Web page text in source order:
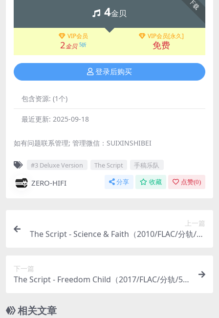
下载
4金贝
VIP会员
2金贝 5折
VIP会员[永久]
免费
登录后购买
包含资源: (1个)
最近更新: 2025-09-18
如有问题联系管理; 管理微信：SUIXINSHIBEI
#3 Deluxe Version The Script 手稿乐队
ZERO-HIFI 分享 收藏 点赞(0)
上一篇
The Script - Science & Faith（2010/FLAC/分轨/30
下一篇
The Script - Freedom Child（2017/FLAC/分轨/57
相关文章